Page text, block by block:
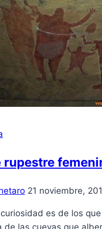
rupestre
21 noviembre,
es de los